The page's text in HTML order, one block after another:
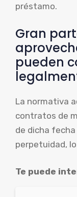
préstamo.
Gran
pueden
La normativa
contratos de
de dicha
perpetuidad,
Te puede